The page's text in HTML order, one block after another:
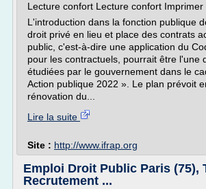
Lecture confort Lecture confort Imprimer
L'introduction dans la fonction publique
droit privé en lieu et place des contrats
public, c'est-à-dire une application du
pour les contractuels, pourrait être l'une
étudiées par le gouvernement dans le
Action publique 2022 ». Le plan prévoit
rénovation du...
Lire la suite
Site : http://www.ifrap.org
Emploi Droit Public Paris (75),
Recrutement ...